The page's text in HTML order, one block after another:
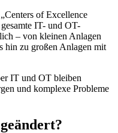
of Excellence
IT- und OT-
– von kleinen Anlagen
hin zu großen Anlagen mit
IT und OT bleiben
und komplexe Probleme